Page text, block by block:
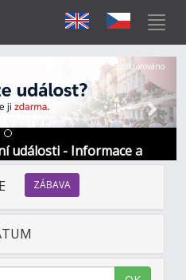
události - Informace a
Další
Sponzorováno
ZÁBAVA